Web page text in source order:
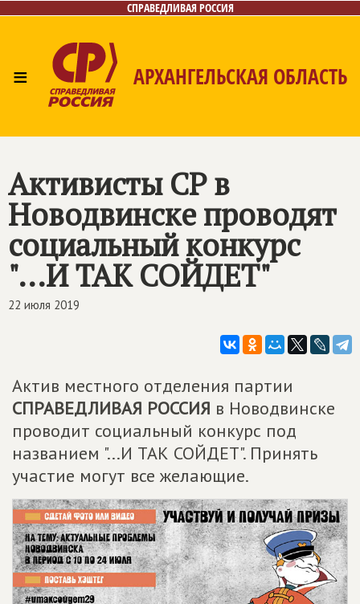
СПРАВЕДЛИВАЯ РОССИЯ
≡ АРХАНГЕЛЬСКАЯ ОБЛАСТЬ
Контакты
Активисты СР в
Новодвинске проводят
социальный конкурс
"...И ТАК СОЙДЕТ"
22 июля 2019
Актив местного отделения партии
СПРАВЕДЛИВАЯ РОССИЯ в Новодвинске
проводит социальный конкурс под
названием "...И ТАК СОЙДЕТ". Принять
участие могут все желающие.